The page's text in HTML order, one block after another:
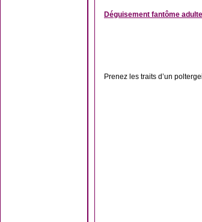
Déguisement fantôme adulte
Prenez les traits d’un